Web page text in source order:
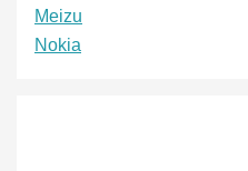
Meizu
Nokia